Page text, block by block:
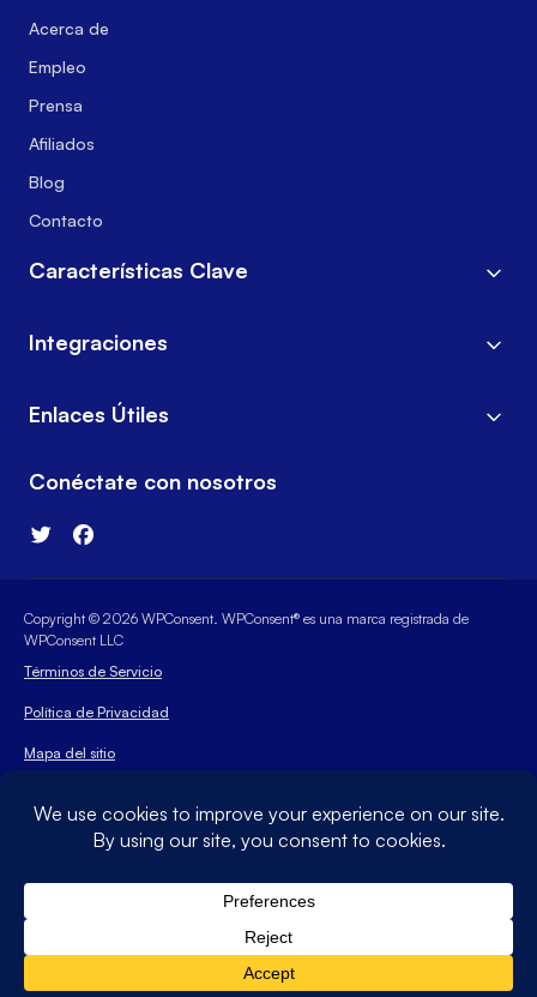
Acerca de
Empleo
Prensa
Afiliados
Blog
Contacto
Características Clave
Integraciones
Enlaces Útiles
Conéctate con nosotros
Copyright © 2026 WPConsent. WPConsent® es una marca registrada de
WPConsent LLC
Términos de Servicio
Política de Privacidad
Mapa del sitio
La marca comercial WordPress® es propiedad intelectual de la
WordPress Foundation. Los usos de WordPress® y los
nombres en este sitio web son solo para fines de
identificación y no implican un respaldo de la WordPress
Foundation. WPConsent no está respaldado ni es propiedad